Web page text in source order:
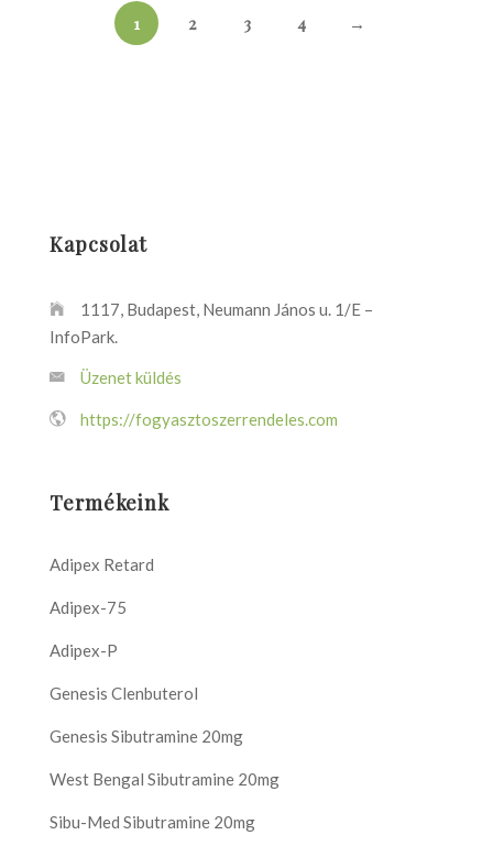
1 2 3 4 →
Kapcsolat
1117, Budapest, Neumann János u. 1/E –
InfoPark.
Üzenet küldés
https://fogyasztoszerrendeles.com
Termékeink
Adipex Retard
Adipex-75
Adipex-P
Genesis Clenbuterol
Genesis Sibutramine 20mg
West Bengal Sibutramine 20mg
Sibu-Med Sibutramine 20mg